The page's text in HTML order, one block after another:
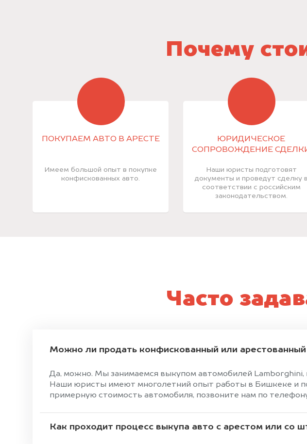
Почему
ПОКУПАЕМ АВТО В АРЕСТЕ
Имеем большой опыт в покупке
конфискованных авто.
ЮРИДИЧЕСКОЕ
СОПРОВОЖДЕНИЕ
Наши юристы подготовят
документы и проведут сделку в
соответствии с российским
законодательством.
Часто
Можно ли продать конфискованный или
Да, можно. Мы занимаемся выкупом автомобилей
Наши юристы имеют многолетний опыт работы в Бишкеке и
примерную стоимость автомобиля, позвоните нам по
Как проходит процесс выкупа авто с арестом или со